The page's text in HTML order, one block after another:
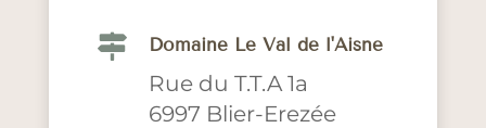
 Domaine Le Val de l'Aisne
Rue du T.T.A 1a
6997 Blier-Erezée